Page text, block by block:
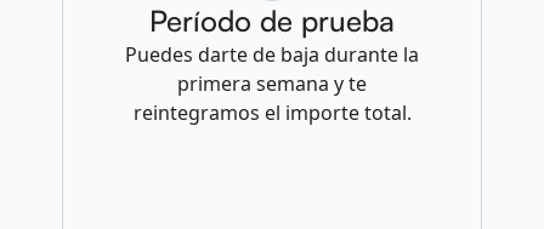
Período de prueba
Puedes darte de baja durante la
primera semana y te
reintegramos el importe total.